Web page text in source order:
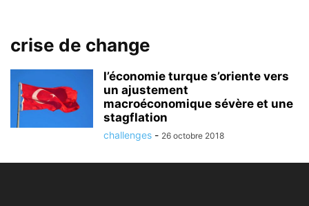
crise de change
l’économie turque s’oriente vers
un ajustement
macroéconomique sévère et une
stagflation
challenges - 26 octobre 2018